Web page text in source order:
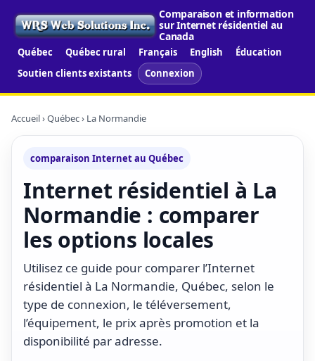
Comparaison et information
sur Internet résidentiel au
Canada
Québec Québec rural Français English
Éducation
Soutien clients existants
Connexion
Accueil›Québec› La Normandie
comparaison Internet au Québec
Internet résidentiel à La
Normandie : comparer
les options locales
Utilisez ce guide pour comparer l’Internet
résidentiel à La Normandie, Québec, selon le
type de connexion, le téléversement,
l’équipement, le prix après promotion et la
disponibilité par adresse.